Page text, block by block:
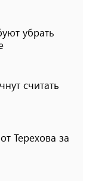
убрать
считать
Терехова за